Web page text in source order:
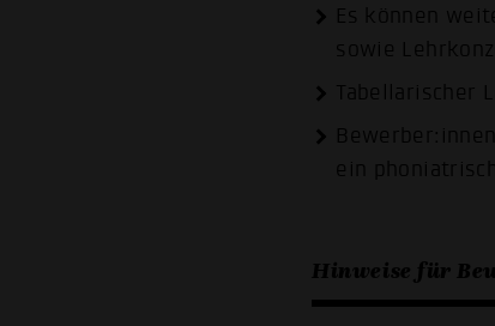
Es können
sowie
Tabellarischer
ein
Hinweise für